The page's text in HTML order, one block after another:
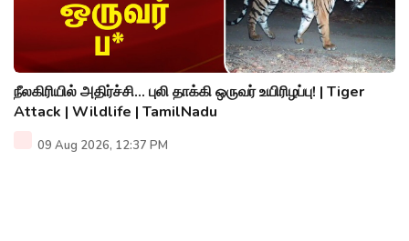
நீலகிரியில் அதிர்ச்சி... புலி தாக்கி ஒருவர் உயிரிழப்பு! | Tiger
Attack | Wildlife | TamilNadu
09 Aug 2026, 12:37 PM